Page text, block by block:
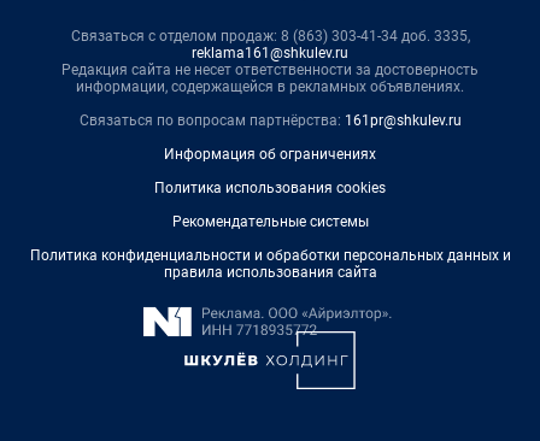
Связаться с отделом продаж: 8 (863) 303-41-34 доб. 3335,
reklama161@shkulev.ru
Редакция сайта не несет ответственности за достоверность
информации, содержащейся в рекламных объявлениях.
Связаться по вопросам партнёрства: 161pr@shkulev.ru
Информация об ограничениях
Политика использования cookies
Рекомендательные системы
Политика конфиденциальности и обработки персональных данных и
правила использования сайта